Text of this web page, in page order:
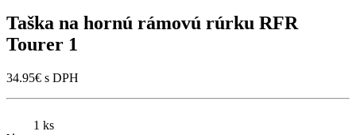
Taška na hornú rámovú rúrku RFR
Tourer 1
34.95€ s DPH
1 ks